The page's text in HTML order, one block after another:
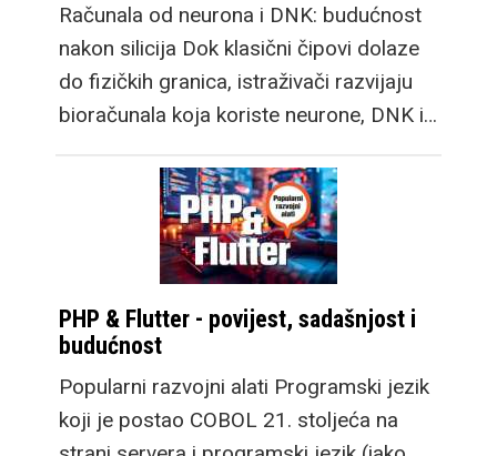
Računala od neurona i DNK: budućnost
nakon silicija Dok klasični čipovi dolaze
do fizičkih granica, istraživači razvijaju
bioračunala koja koriste neurone, DNK i…
PHP & Flutter - povijest, sadašnjost i
budućnost
Popularni razvojni alati Programski jezik
koji je postao COBOL 21. stoljeća na